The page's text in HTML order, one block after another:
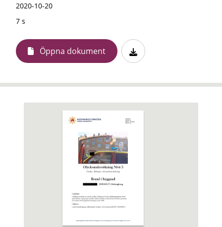
2020-10-20
7 s
Öppna dokument